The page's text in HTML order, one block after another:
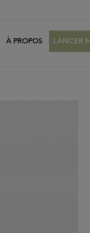
À PROPOS LANCER